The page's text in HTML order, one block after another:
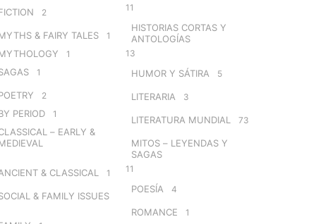
2
& FAIRY TALES 1
1
1
2
PERIOD 1
– EARLY &
& CLASSICAL 1
& FAMILY ISSUES
11
HISTORIAS CORTAS Y
ANTOLOGÍAS
13
HUMOR Y SÁTIRA 5
LITERARIA 3
LITERATURA MUNDIAL 73
MITOS – LEYENDAS Y
SAGAS
11
POESÍA 4
ROMANCE 1